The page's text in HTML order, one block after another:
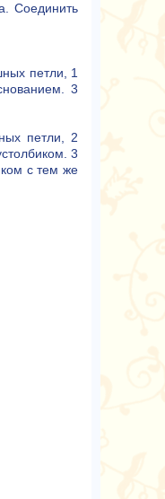
Соединить
петли, 1
3
петли, 2
3
с тем же